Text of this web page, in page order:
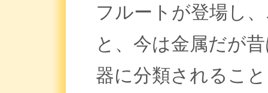
フルートが登場し
と、今は金属だが
器に分類されるこ